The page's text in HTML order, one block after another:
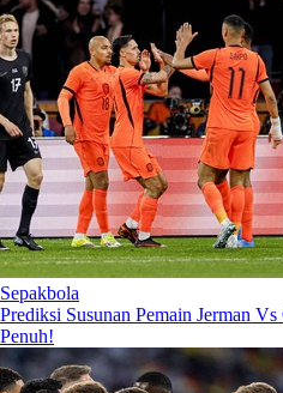
Sepakbola
Prediksi Susunan Pemain Jerman
Penuh!